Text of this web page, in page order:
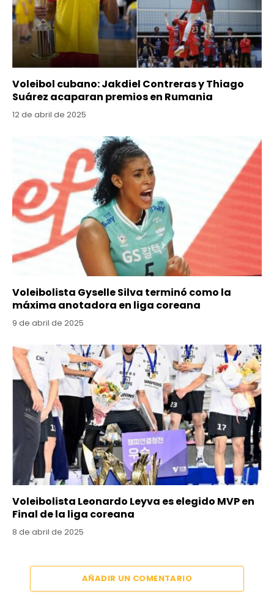
Voleibol cubano: Jakdiel Contreras y Thiago
Suárez acaparan premios en Rumania
12 de abril de 2025
Voleibolista Gyselle Silva terminó como la
máxima anotadora en liga coreana
9 de abril de 2025
Voleibolista Leonardo Leyva es elegido MVP en
Final de la liga coreana
8 de abril de 2025
AÑADIR UN COMENTARIO